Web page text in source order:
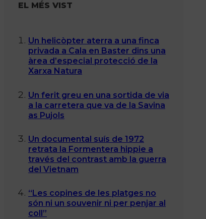
EL MÉS VIST
Un helicòpter aterra a una finca
privada a Cala en Baster dins una
àrea d’especial protecció de la
Xarxa Natura
Un ferit greu en una sortida de via
a la carretera que va de la Savina
as Pujols
Un documental suís de 1972
retrata la Formentera hippie a
través del contrast amb la guerra
del Vietnam
“Les copines de les platges no
són ni un souvenir ni per penjar al
coll”